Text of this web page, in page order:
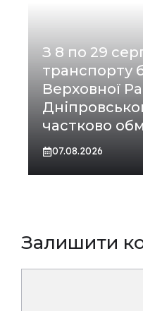
З 8 по 29
транспорту
Верховної
частково
07.08.2026
Залишити